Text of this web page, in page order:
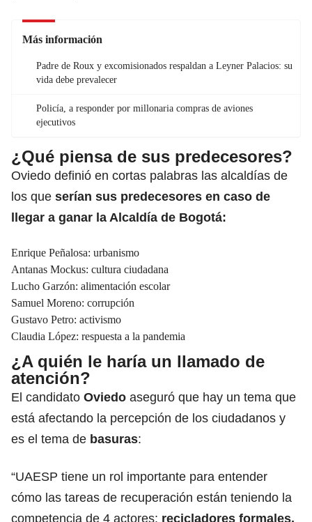
Más información
Padre de Roux y excomisionados respaldan a Leyner Palacios: su
vida debe prevalecer
Policía, a responder por millonaria compras de aviones
ejecutivos
¿Qué piensa de sus predecesores?
Oviedo definió en cortas palabras las alcaldías de
los que serían sus predecesores en caso de
llegar a ganar la Alcaldía de Bogotá:
Enrique Peñalosa: urbanismo
Antanas Mockus: cultura ciudadana
Lucho Garzón: alimentación escolar
Samuel Moreno: corrupción
Gustavo Petro: activismo
Claudia López: respuesta a la pandemia
¿A quién le haría un llamado de
atención?
El candidato Oviedo aseguró que hay un tema que
está afectando la percepción de los ciudadanos y
es el tema de basuras:
“UAESP tiene un rol importante para entender
cómo las tareas de recuperación están teniendo la
competencia de 4 actores: recicladores formales,